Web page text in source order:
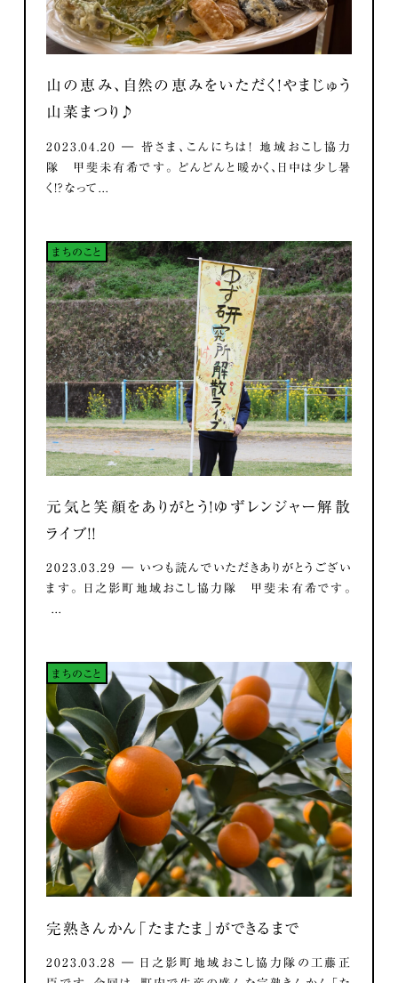
山の恵み、自然の恵みをいただく！やまじゅう
山菜まつり♪
2023.04.20 ― 皆さま、こんにちは！ 地域おこし協力
隊 甲斐未有希です。 どんどんと暖かく、日中は少し暑
く！？なって...
まちのこと
元気と笑顔をありがとう！ゆずレンジャー解散
ライブ！！
2023.03.29 ― いつも読んでいただきありがとうござい
ます。 日之影町地域おこし協力隊 甲斐未有希です。
...
まちのこと
完熟きんかん「たまたま」ができるまで
2023.03.28 ― 日之影町地域おこし協力隊の工藤正